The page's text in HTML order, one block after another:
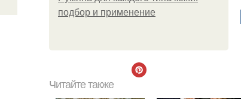
подбор и применение
Читайте также